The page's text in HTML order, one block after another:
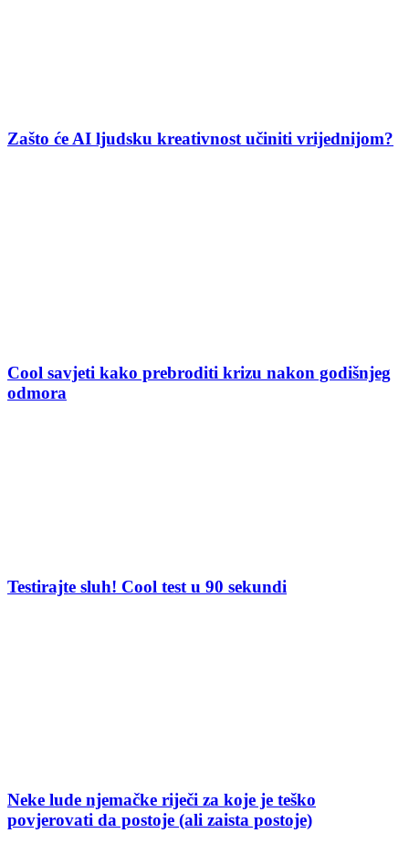
Zašto će AI ljudsku kreativnost učiniti vrijednijom?
Cool savjeti kako prebroditi krizu nakon godišnjeg
odmora
Testirajte sluh! Cool test u 90 sekundi
Neke lude njemačke riječi za koje je teško
povjerovati da postoje (ali zaista postoje)